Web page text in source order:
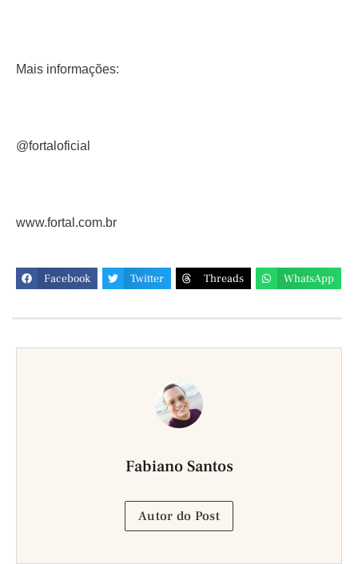
Mais informações:
@fortaloficial
www.fortal.com.br
Facebook Twitter Threads WhatsApp
Fabiano Santos
Autor do Post